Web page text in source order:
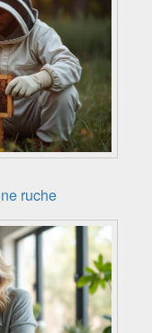
ruche